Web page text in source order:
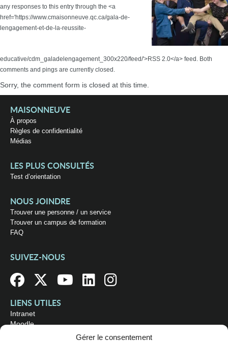
Gérer le consentement
any responses to this entry through the <a
href='https://www.cmaisonneuve.qc.ca/gala-de-
lengagement-et-de-la-reussite-
educative/cdm_galadelengagement_300x220/feed/'>RSS 2.0</a> feed. Both
comments and pings are currently closed.
Sorry, the comment form is closed at this time.
MAISONNEUVE
À propos
Règles de confidentialité
Médias
LES PLUS CONSULTÉS
Test d’orientation
NOUS JOINDRE
Trouver une personne / un service
Trouver un campus de formation
FAQ
SUIVEZ-NOUS
LIENS UTILES
Intranet
Moodle